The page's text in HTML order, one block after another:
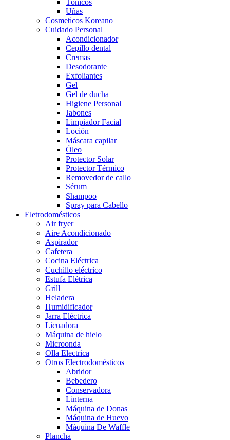
Tónicos
Uñas
Cosmeticos Koreano
Cuidado Personal
Acondicionador
Cepillo dental
Cremas
Desodorante
Exfoliantes
Gel
Gel de ducha
Higiene Personal
Jabones
Limpiador Facial
Loción
Máscara capilar
Óleo
Protector Solar
Protector Térmico
Removedor de callo
Sérum
Shampoo
Spray para Cabello
Eletrodomésticos
Air fryer
Aire Acondicionado
Aspirador
Cafetera
Cocina Eléctrica
Cuchillo eléctrico
Estufa Elétrica
Grill
Heladera
Humidificador
Jarra Eléctrica
Licuadora
Máquina de hielo
Microonda
Olla Electrica
Otros Electrodomésticos
Abridor
Bebedero
Conservadora
Linterna
Máquina de Donas
Máquina de Huevo
Máquina De Waffle
Plancha